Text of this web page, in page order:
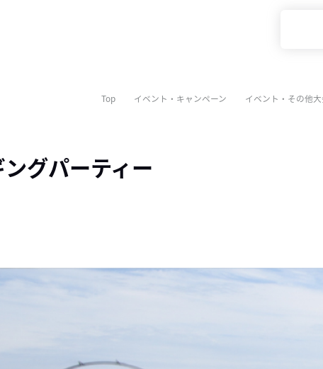
Top イベント・キャンペーン イベント・その他
グパーティー